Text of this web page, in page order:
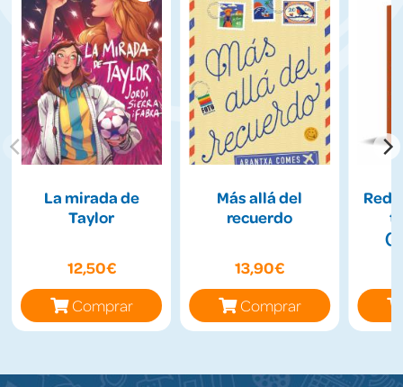
La mirada de
Taylor
12,50€
Comprar
Más allá del
recuerdo
13,90€
Comprar